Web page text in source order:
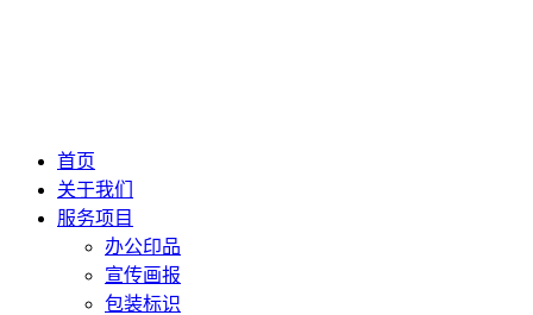
首页
关于我们
服务项目
办公印品
宣传画报
包装标识